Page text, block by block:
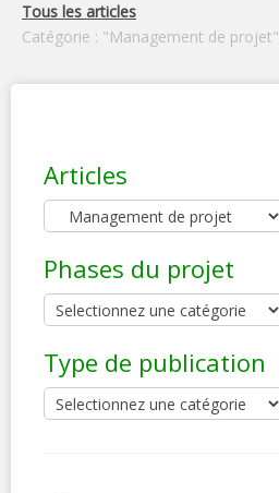
Tous les articles
Catégorie : "Management de projet"
Articles
Phases du projet
Type de publication